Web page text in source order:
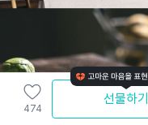
474
선물하기